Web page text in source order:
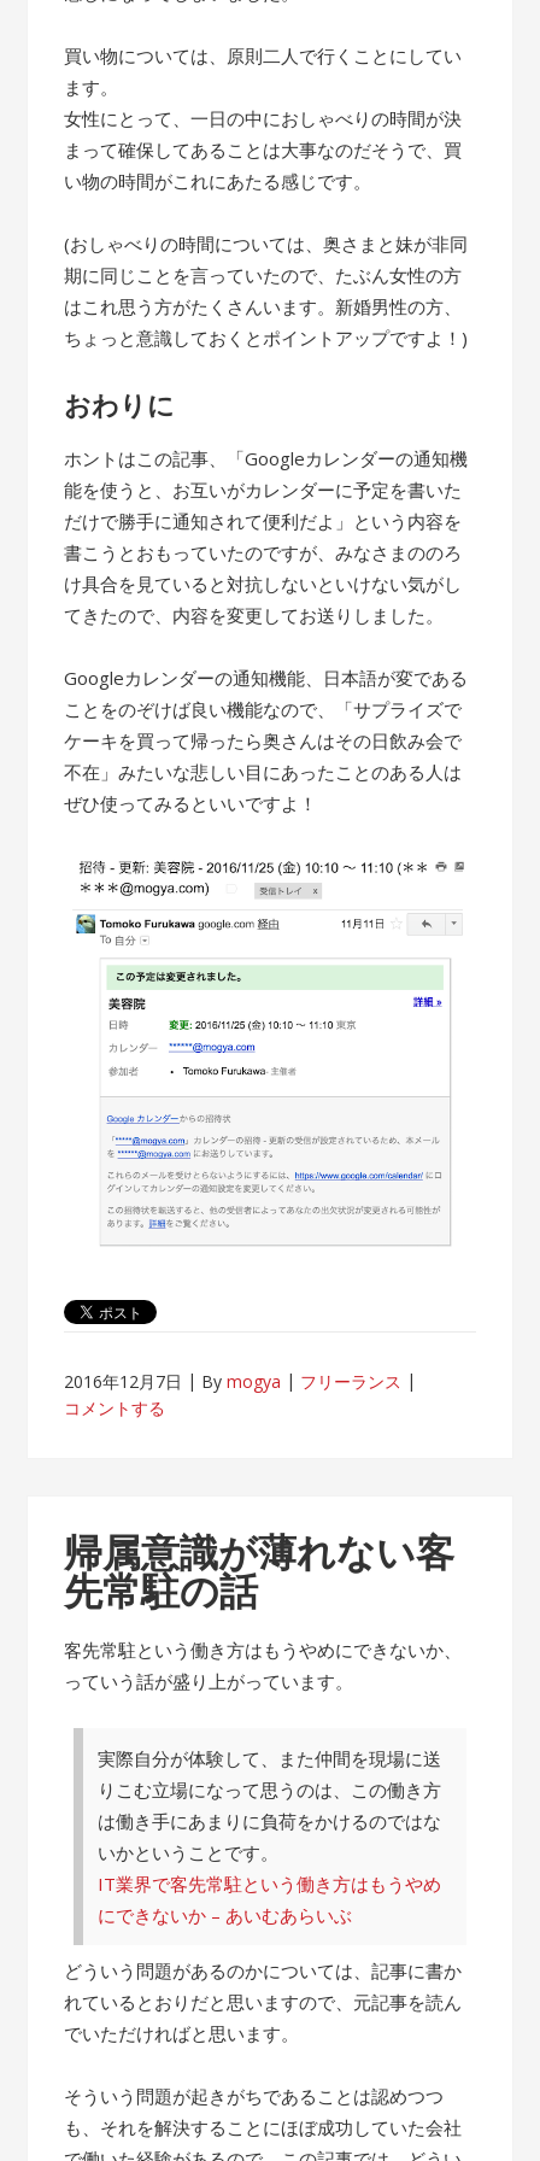
買い物については、原則二人で行くことにしてい
ます。
女性にとって、一日の中におしゃべりの時間が決
まって確保してあることは大事なのだそうで、買
い物の時間がこれにあたる感じです。
(おしゃべりの時間については、奥さまと妹が非同
期に同じことを言っていたので、たぶん女性の方
はこれ思う方がたくさんいます。新婚男性の方、
ちょっと意識しておくとポイントアップですよ！)
おわりに
ホントはこの記事、「Googleカレンダーの通知機
能を使うと、お互いがカレンダーに予定を書いた
だけで勝手に通知されて便利だよ」という内容を
書こうとおもっていたのですが、みなさまののろ
け具合を見ていると対抗しないといけない気がし
てきたので、内容を変更してお送りしました。
Googleカレンダーの通知機能、日本語が変である
ことをのぞけば良い機能なので、「サプライズで
ケーキを買って帰ったら奥さんはその日飲み会で
不在」みたいな悲しい目にあったことのある人は
ぜひ使ってみるといいですよ！
2016年12月7日 Bymogya
フリーランス
コメントする
帰属意識が薄れない客
先常駐の話
客先常駐という働き方はもうやめにできないか、
っていう話が盛り上がっています。
実際自分が体験して、また仲間を現場に送
りこむ立場になって思うのは、この働き方
は働き手にあまりに負荷をかけるのではな
いかということです。
IT業界で客先常駐という働き方はもうやめ
にできないか – あいむあらいぶ
どういう問題があるのかについては、記事に書か
れているとおりだと思いますので、元記事を読ん
でいただければと思います。
そういう問題が起きがちであることは認めつつ
も、それを解決することにほぼ成功していた会社